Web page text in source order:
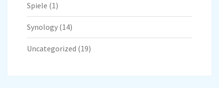
Spiele (1)
Synology (14)
Uncategorized (19)